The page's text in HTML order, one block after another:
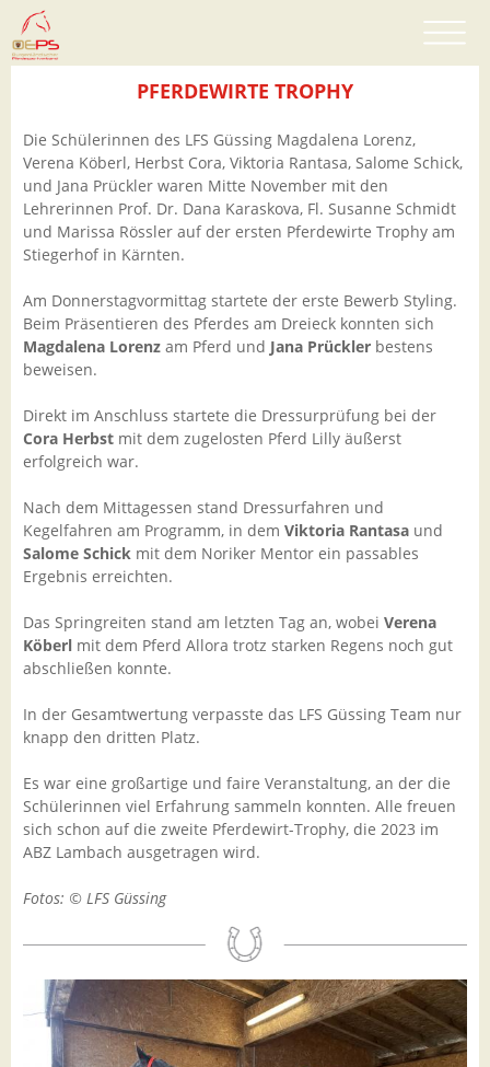
PFERDEWIRTE TROPHY
Die Schülerinnen des LFS Güssing Magdalena Lorenz,
Verena Köberl, Herbst Cora, Viktoria Rantasa, Salome Schick,
und Jana Prückler waren Mitte November mit den
Lehrerinnen Prof. Dr. Dana Karaskova, Fl. Susanne Schmidt
und Marissa Rössler auf der ersten Pferdewirte Trophy am
Stiegerhof in Kärnten.
Am Donnerstagvormittag startete der erste Bewerb Styling.
Beim Präsentieren des Pferdes am Dreieck konnten sich
Magdalena Lorenzam Pferd und Jana Prücklerbestens
beweisen.
Direkt im Anschluss startete die Dressurprüfung bei der
Cora Herbstmit dem zugelosten Pferd Lilly äußerst
erfolgreich war.
Nach dem Mittagessen stand Dressurfahren und
Kegelfahren am Programm, in dem Viktoria Rantasaund
Salome Schickmit dem Noriker Mentor ein passables
Ergebnis erreichten.
Das Springreiten stand am letzten Tag an, wobei Verena
Köberlmit dem Pferd Allora trotz starken Regens noch gut
abschließen konnte.
In der Gesamtwertung verpasste das LFS Güssing Team nur
knapp den dritten Platz.
Es war eine großartige und faire Veranstaltung, an der die
Schülerinnen viel Erfahrung sammeln konnten. Alle freuen
sich schon auf die zweite Pferdewirt-Trophy, die 2023 im
ABZ Lambach ausgetragen wird.
Fotos: © LFS Güssing